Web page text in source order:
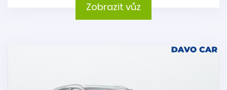
Zobrazit vůz